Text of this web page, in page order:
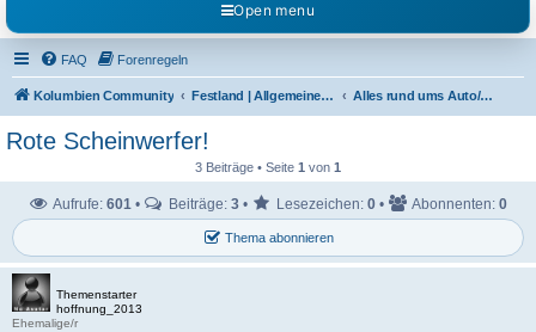
Open menu
FAQ Forenregeln
Kolumbien Community Festland | Allgemeine Fragen Alles rund ums Auto/Motorrad
Rote Scheinwerfer!
3 Beiträge • Seite 1 von 1
Thema abonnieren
Aufrufe: 601 • Beiträge: 3 • Lesezeichen: 0 • Abonnenten: 0
Themenstarter
hoffnung_2013
Ehemalige/r